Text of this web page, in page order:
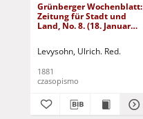
Grünberger Wochenblatt:
Zeitung für Stadt und
Land, No. 8. (18. Januar
Levysohn, Ulrich. Red.
1881
czasopismo